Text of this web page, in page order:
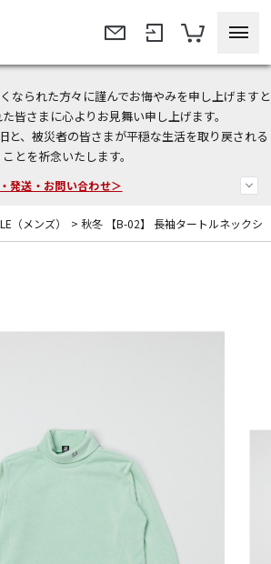
なられた方々に謹んでお悔やみを申し上げますと
皆さまに心よりお見舞い申し上げます。
と、被災者の皆さまが平穏な生活を取り戻される
ことを祈念いたします。
円OFFクーポンプレゼント！
らせ＞
発送・お問い合わせ＞
（メンズ） > 秋冬 【B-02】 長袖タートルネックシ